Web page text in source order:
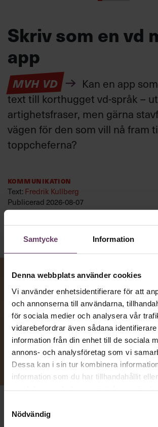
Samtycke Information
Denna webbplats använder cookies
Vi använder enhetsidentifierare för att
och annonserna till användarna,
för sociala medier och analysera vår
vidarebefordrar även sådana
information från din enhet till de sociala
annons- och analysföretag som vi
Dessa kan i sin tur kombinera
information som du har tillhandahållit
Nödvändig
Skriv som en vd
app
MVH VD
Kan en app
text till korthugget vd-språk –
artighetsfraser, men gärna
vägen för den som vill nå fram
toppcheferna?
Kommunikation
Text: Fredrik Kullberg
Publicerad 2026-08-07
Appen Sinceerly imiterar vd:ars
VD:AR KAN VARA SVÅRA
att nå och